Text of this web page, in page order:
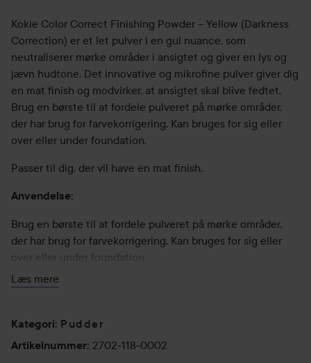
Kokie Color Correct Finishing Powder – Yellow (Darkness
Correction) er et let pulver i en gul nuance, som
neutraliserer mørke områder i ansigtet og giver en lys og
jævn hudtone. Det innovative og mikrofine pulver giver dig
en mat finish og modvirker, at ansigtet skal blive fedtet.
Brug en børste til at fordele pulveret på mørke områder,
der har brug for farvekorrigering. Kan bruges for sig eller
over eller under foundation.
Passer til dig, der vil have en mat finish.
Anvendelse:
Brug en børste til at fordele pulveret på mørke områder,
der har brug for farvekorrigering. Kan bruges for sig eller
over eller under foundation.
5 g
Læs mere
Kategori: Pudder
Artikelnummer: 2702-118-0002